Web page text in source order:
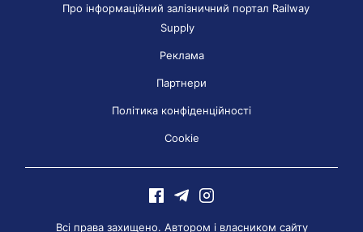
Про інформаційний залізничний портал Railway
Supply
Реклама
Партнери
Політика конфіденційності
Cookie
Всі права захищено. Автором і власником сайту